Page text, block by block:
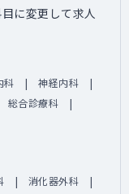
に変更して求人
科
神経内科
総合診療科
消化器外科